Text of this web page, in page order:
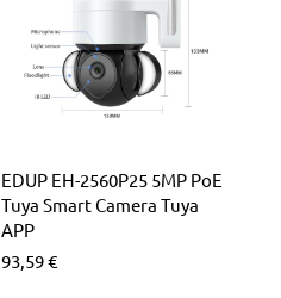
EDUP EH-2560P25 5MP PoE
Tuya Smart Camera Tuya
APP
93,59€